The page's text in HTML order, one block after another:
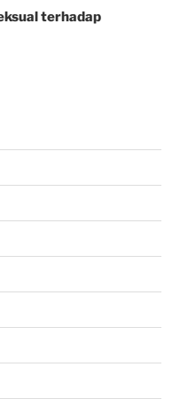
terhadap